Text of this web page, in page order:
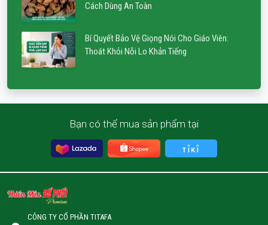
Cách Dùng An Toàn
Bí Quyết Bảo Vệ Giọng Nói Cho Giáo Viên:
Thoát Khỏi Nỗi Lo Khản Tiếng
Bạn có thể mua sản phẩm tại
CÔNG TY CỔ PHẦN TITAFA